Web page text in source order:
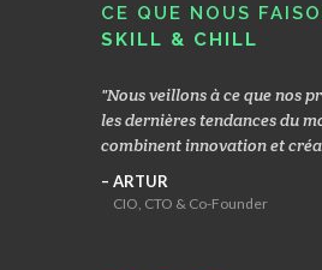
CE QUE NOUS
SKILL & CHILL
Nous veillons à ce que nos
les dernières tendances du
combinent innovation et
ARTUR
CIO, CTO & Co-Founder